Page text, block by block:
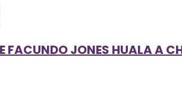
JONES HUALA A